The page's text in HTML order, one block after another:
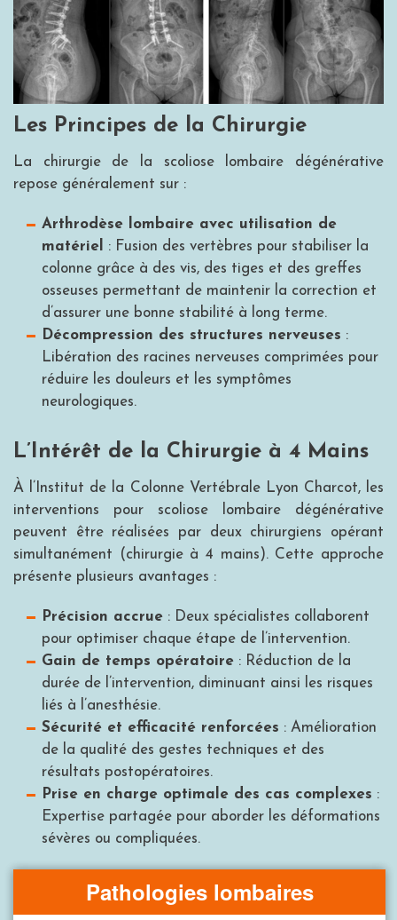
Les Principes de la Chirurgie
La chirurgie de la scoliose lombaire dégénérative
repose généralement sur :
Arthrodèse lombaire avec utilisation de
matériel
: Fusion des vertèbres pour stabiliser la
colonne grâce à des vis, des tiges et des greffes
osseuses permettant de maintenir la correction et
d’assurer une bonne stabilité à long terme.
Décompression des structures nerveuses :
Libération des racines nerveuses comprimées pour
réduire les douleurs et les symptômes
neurologiques.
L’Intérêt de la Chirurgie à 4 Mains
À l’Institut de la Colonne Vertébrale Lyon Charcot, les
interventions pour scoliose lombaire dégénérative
peuvent être réalisées par deux chirurgiens opérant
simultanément (chirurgie à 4 mains). Cette approche
présente plusieurs avantages :
Précision accrue : Deux spécialistes collaborent
pour optimiser chaque étape de l’intervention.
Gain de temps opératoire : Réduction de la
durée de l’intervention, diminuant ainsi les risques
liés à l’anesthésie.
Sécurité et efficacité renforcées : Amélioration
de la qualité des gestes techniques et des
résultats postopératoires.
Prise en charge optimale des cas complexes :
Expertise partagée pour aborder les déformations
sévères ou compliquées.
Pathologies lombaires